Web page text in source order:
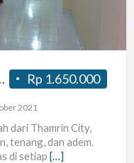
Rp 1.650.000
Thamrin City
2021
dari Thamrin City,
tenang, dan adem.
di setiap […]